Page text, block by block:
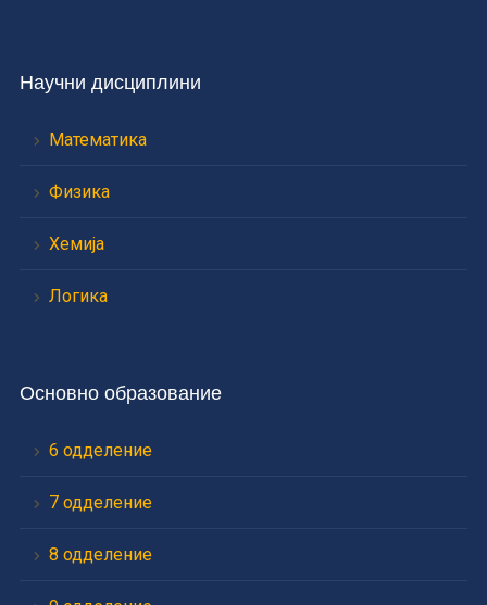
Научни дисциплини
Математика
Физика
Хемија
Логика
Основно образование
6 одделение
7 одделение
8 одделение